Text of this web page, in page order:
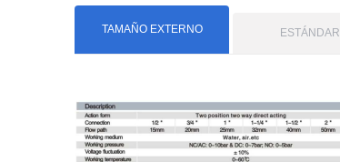
TAMAÑO EXTERNO ESTÁNDAR